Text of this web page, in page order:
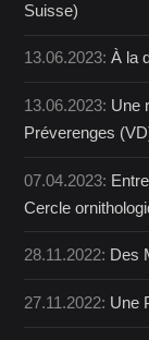
Suisse)
13.06.2023:À la
13.06.2023: Une
Préverenges
07.04.2023:
Cercle
28.11.2022: Des
27.11.2022: Une